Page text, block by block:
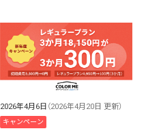
2026年4月6日 （2026年4月20日 更新）
キャンペーン